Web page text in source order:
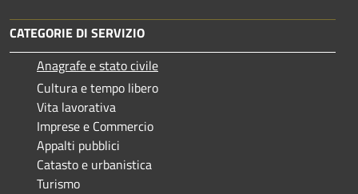
CATEGORIE DI SERVIZIO
Anagrafe e stato civile
Cultura e tempo libero
Vita lavorativa
Imprese e Commercio
Appalti pubblici
Catasto e urbanistica
Turismo